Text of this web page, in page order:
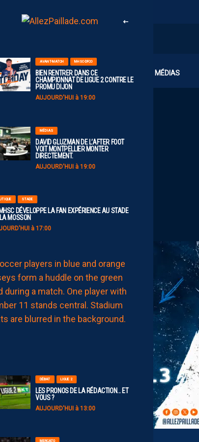
CLUB MÉDIAS
AVANT-MATCH MHSC-DFCO
BIEN RENTRER DANS CE
CHAMPIONNAT DE LIGUE 2 CONTRE LE
PROMU DIJON
AUJOURD'HUI à 19:00
MÉDIAS
DAVID GLUZMAN DE L’AFTER FOOT
VOIT MONTPELLIER MONTER
DIRECTEMENT.
AUJOURD'HUI à 19:00
STADE
DÉVELOPPE LA FAN EXPÉRIENCE AU STADE
MOSSON
à 17:00
NOUVEAUX
NUMÉROS
PAILLADINS
AUJOURD'HUI
DÉBAT LIGUE 2
LES PRONOS DE LA RÉDACTION… ET
VOUS ?
AUJOURD'HUI à 13:00
MERCATO